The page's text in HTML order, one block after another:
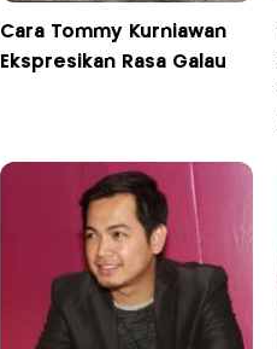
Cara Tommy Kurniawan
Ekspresikan Rasa Galau